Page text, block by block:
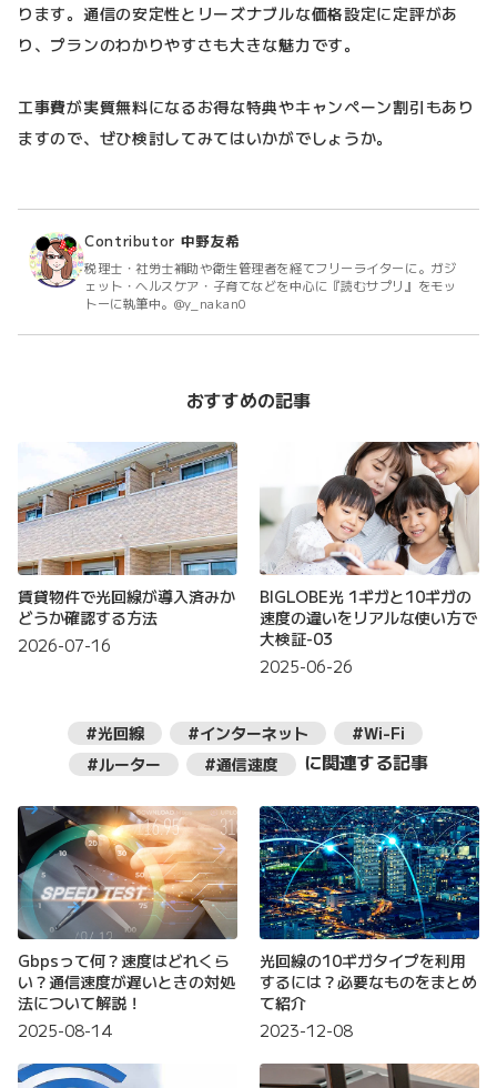
ります。通信の安定性とリーズナブルな価格設定に定評があ
り、プランのわかりやすさも大きな魅力です。
工事費が実質無料になるお得な特典やキャンペーン割引もあり
ますので、ぜひ検討してみてはいかがでしょうか。
Contributor 中野友希
税理士・社労士補助や衛生管理者を経てフリーライターに。ガジ
ェット・ヘルスケア・子育てなどを中心に『読むサプリ』をモッ
トーに執筆中。@y_nakan0
おすすめの記事
賃貸物件で光回線が導入済みか
どうか確認する方法
2026-07-16
BIGLOBE光 1ギガと10ギガの
速度の違いをリアルな使い方で
大検証-03
2025-06-26
#光回線 #インターネット
#Wi-Fi
#ルーター
#通信速度 に関連する記事
Gbpsって何？速度はどれくら
い？通信速度が遅いときの対処
法について解説！
2025-08-14
光回線の10ギガタイプを利用
するには？必要なものをまとめ
て紹介
2023-12-08